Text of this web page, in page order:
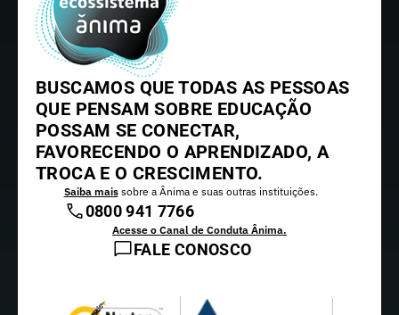
BUSCAMOS QUE TODAS AS PESSOAS
QUE PENSAM SOBRE EDUCAÇÃO
POSSAM SE CONECTAR,
FAVORECENDO O APRENDIZADO, A
TROCA E O CRESCIMENTO.
Saiba maissobre a Ânima e suas outras instituições.
0800 941 7766
Acesse o Canal de Conduta Ânima.
FALE CONOSCO